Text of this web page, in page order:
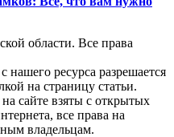
области. Все права
ресурса разрешается
на страницу статьи.
сайте взяты с открытых
все права на
владельцам.